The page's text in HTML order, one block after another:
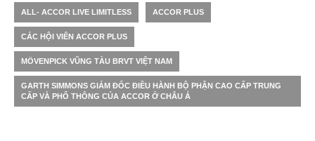
ALL- ACCOR LIVE LIMITLESS ACCOR PLUS
CÁC HỘI VIÊN ACCOR PLUS
MÖVENPICK VŨNG TÀU BRVT VIỆT NAM
GARTH SIMMONS GIÁM ĐỐC ĐIỀU HÀNH BỘ PHẬN CAO CẤP TRUNG
CẤP VÀ PHỔ THÔNG CỦA ACCOR Ở CHÂU Á